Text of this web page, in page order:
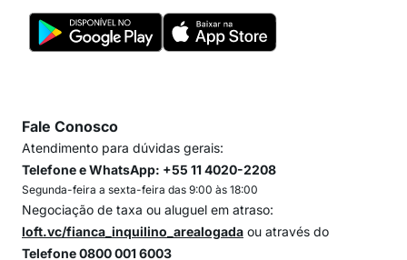
Fale Conosco
Atendimento para dúvidas gerais:
Telefone e WhatsApp: +55 11 4020-2208
Segunda-feira a sexta-feira das 9:00 às 18:00
Negociação de taxa ou aluguel em atraso:
loft.vc/fianca_inquilino_arealogada ou através do
Telefone 0800 001 6003